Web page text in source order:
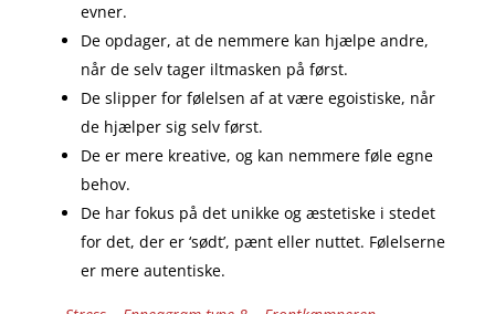
evner.
De opdager, at de nemmere kan hjælpe andre,
når de selv tager iltmasken på først.
De slipper for følelsen af at være egoistiske, når
de hjælper sig selv først.
De er mere kreative, og kan nemmere føle egne
behov.
De har fokus på det unikke og æstetiske i stedet
for det, der er ‘sødt’, pænt eller nuttet. Følelserne
er mere autentiske.